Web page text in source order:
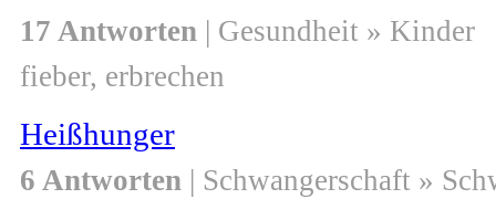
17 Antworten | Gesundheit » Kinder
fieber, erbrechen
Heißhunger
6 Antworten | Schwangerschaft »